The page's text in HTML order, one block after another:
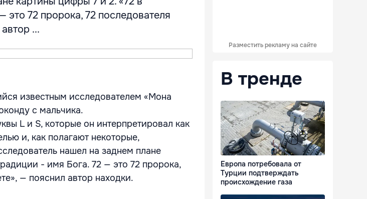
72 пророка, 72 последователя
...
известным исследователем «Мона
с мальчика.
L и S, которые он интерпретировал как
и, как полагают некоторые,
нашел на заднем плане
- имя Бога. 72 — это 72 пророка,
— пояснил автор находки.
Разместить рекламу на сайте
В тренде
Европа потребовала от
Турции подтверждать
происхождение газа